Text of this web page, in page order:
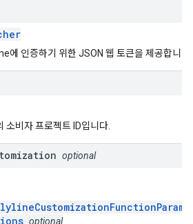
에 인증하기 위한 JSON 웹 토큰을 제공합니다.
비자 프로젝트 ID입니다.
optional
optional